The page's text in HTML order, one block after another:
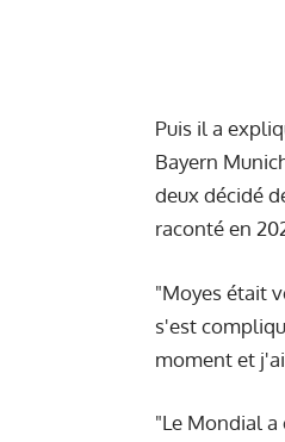
Puis il a
Bayern
deux décidé
raconté en
"Moyes était
s'est
moment et
"Le Mondial